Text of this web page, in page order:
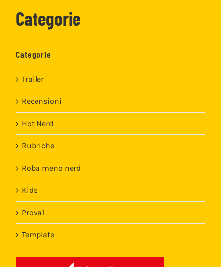
Categorie
Categorie
Trailer
Recensioni
Hot Nerd
Rubriche
Roba meno nerd
Kids
Prova1
Template